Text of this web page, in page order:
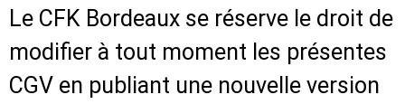
Le CFK Bordeaux se réserve le droit de
modifier à tout moment les présentes
CGV en publiant une nouvelle version